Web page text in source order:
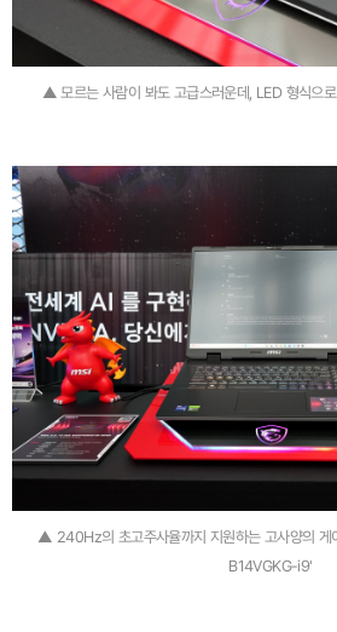
▲ 모르는 사람이 봐도 고급스러운데, LED 형식으
▲ 240Hz의 초고주사율까지 지원하는 고사양의 게
B14VGKG-i9'